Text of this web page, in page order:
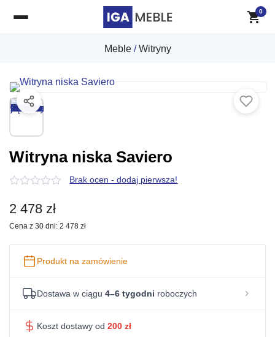
Meble/Witryny
Witryna niska Saviero
z
5
Brak ocen - dodaj pierwsza!
2 478 zł
Cena z 30 dni: 2 478 zł
Produkt na zamówienie
Dostawa w ciągu 4–6 tygodni roboczych
Koszt dostawy od 200 zł
0